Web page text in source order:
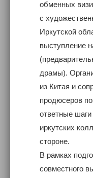
обменных
с
Иркутской
выступление
драмы).
из Китая и
продюсеров
ответные
иркутских
стороне.
В рамках
совместного